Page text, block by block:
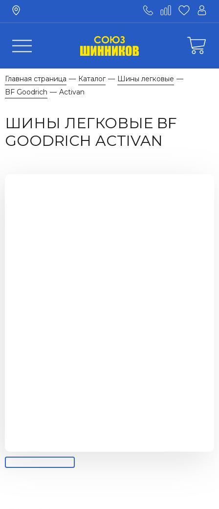
Главная страница — Каталог — Шины легковые —
BF Goodrich — Activan
ШИНЫ ЛЕГКОВЫЕ BF
GOODRICH ACTIVAN